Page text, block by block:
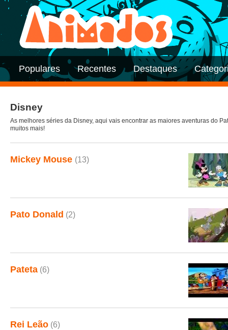
Populares Recentes Destaques
Disney
As melhores séries da Disney, aqui vais encontrar as maiores aventuras do
muitos mais!
Mickey Mouse (13)
Pato Donald (2)
Pateta (6)
Rei Leão (6)